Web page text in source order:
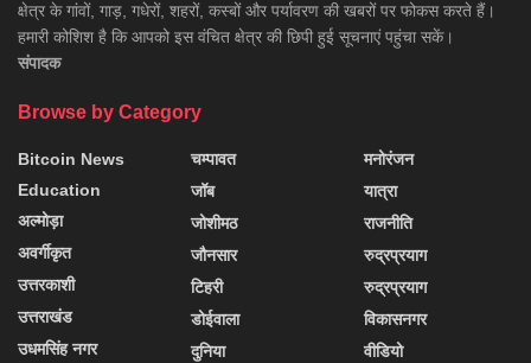
क्षेत्र के गांवों, गाड़, गधेरों, शहरों, कस्बों और पर्यावरण की खबरों पर फोकस करते हैं।
हमारी कोशिश है कि आपको इस वंचित क्षेत्र की छिपी हुई सूचनाएं पहुंचा सकें।
संपादक
Browse by Category
Bitcoin News
Education
अल्मोड़ा
अवर्गीकृत
उत्तरकाशी
उत्तराखंड
उधमसिंह नगर
चम्पावत
जॉब
जोशीमठ
जौनसार
टिहरी
डोईवाला
दुनिया
मनोरंजन
यात्रा
राजनीति
रुद्रप्रयाग
रुद्रप्रयाग
विकासनगर
वीडियो